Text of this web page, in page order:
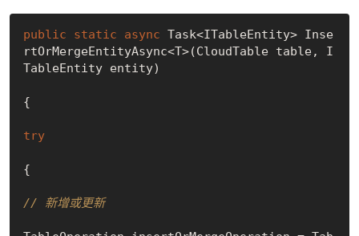
public static async Task<ITableEntity> Inse
rtOrMergeEntityAsync<T>(CloudTable table, I
TableEntity entity)
{
try
{
// 新增或更新